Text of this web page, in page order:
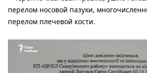
перелом носовой пазухи,
перелом плечевой кости.